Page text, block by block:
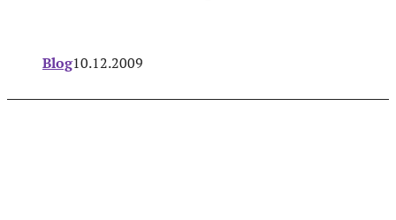
Blog10.12.2009